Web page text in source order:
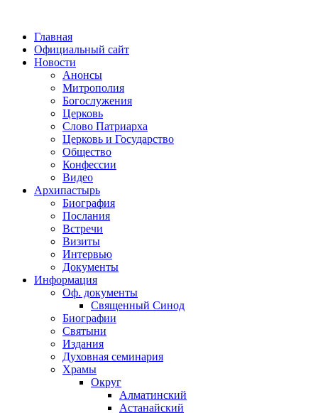
Главная
Официальный сайт
Новости
Анонсы
Митрополия
Богослужения
Церковь
Слово Патриарха
Церковь и Государство
Общество
Конфессии
Видео
Архипастырь
Биография
Послания
Встречи
Визиты
Интервью
Документы
Информация
Оф. документы
Священный Синод
Биографии
Святыни
Издания
Духовная семинария
Храмы
Округ
Алматинский
Астанайский